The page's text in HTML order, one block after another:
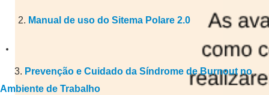
2. Manual de uso do Sitema Polare 2.0
3. Prevenção e Cuidado da Síndrome de Burnout no
Ambiente de Trabalho